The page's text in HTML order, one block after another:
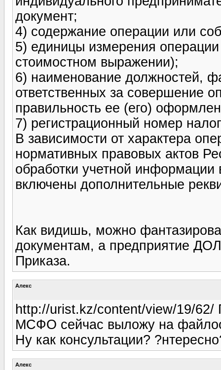
документ;
4) содержание операции или
5) единицы измерения
стоимостном выражении);
6) наименование должностей,
ответственных за совершение
правильность ее (его)
7) регистрационный номер
В зависимости от характера
нормативных правовых актов
обработки учетной
включены дополнительные
Как видишь, можно
документам, а предприятие
Приказа.
Алекс
http://urist.kz/content/view/19/62/
МСФО сейчас выложу на
Ну как консультации?
Алекс